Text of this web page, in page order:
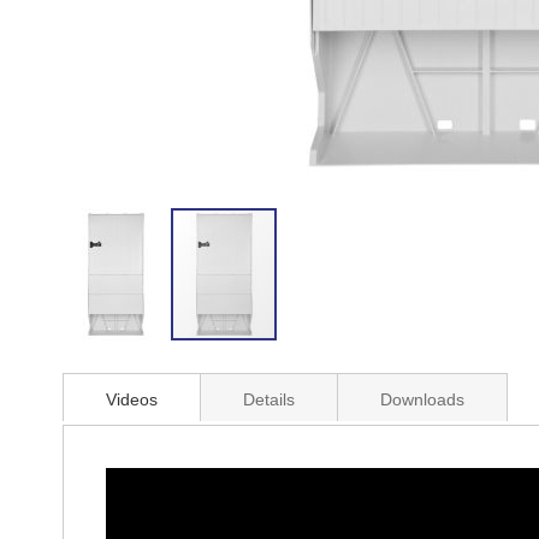
Anfang
der
Videos Details Downloads